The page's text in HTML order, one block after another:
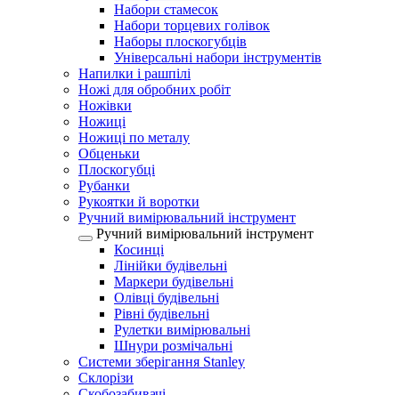
Набори стамесок
Набори торцевих голівок
Наборы плоскогубців
Універсальні набори інструментів
Напилки і рашпілі
Ножі для обробних робіт
Ножівки
Ножиці
Ножиці по металу
Обценьки
Плоскогубці
Рубанки
Рукоятки й воротки
Ручний вимірювальний інструмент
Ручний вимірювальний інструмент
Косинці
Лінійки будівельні
Маркери будівельні
Олівці будівельні
Рівні будівельні
Рулетки вимірювальні
Шнури розмічальні
Системи зберігання Stanley
Склорізи